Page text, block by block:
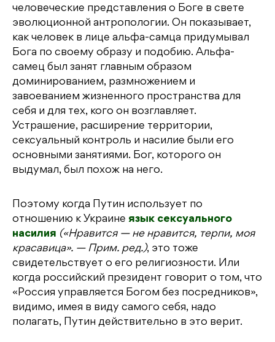
человеческие представления о Боге в свете
эволюционной антропологии. Он показывает,
как человек в лице альфа-самца придумывал
Бога по своему образу и подобию. Альфа-
самец был занят главным образом
доминированием, размножением и
завоеванием жизненного пространства для
себя и для тех, кого он возглавляет.
Устрашение, расширение территории,
сексуальный контроль и насилие были его
основными занятиями. Бог, которого он
выдумал, был похож на него.
Поэтому когда Путин использует по
отношению к Украине язык сексуального
насилия («Нравится — не нравится, терпи, моя
красавица». — Прим. ред.), это тоже
свидетельствует о его религиозности. Или
когда российский президент говорит о том, что
«Россия управляется Богом без посредников»,
видимо, имея в виду самого себя, надо
полагать, Путин действительно в это верит.